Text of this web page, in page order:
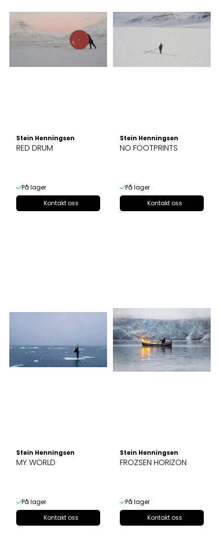
Stein Henningsen
RED DRUM
På lager
Kontakt oss
Stein Henningsen
NO FOOTPRINTS
På lager
Kontakt oss
Stein Henningsen
MY WORLD
På lager
Kontakt oss
Stein Henningsen
FROZSEN HORIZON
På lager
Kontakt oss